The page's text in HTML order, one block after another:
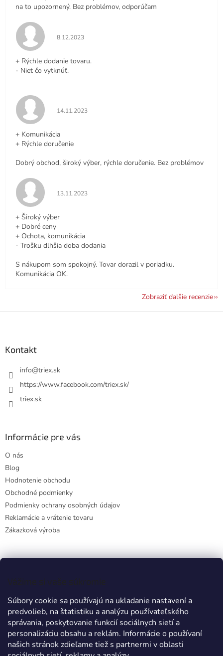
Vážime si vaše súkromie
Súbory cookie sa používajú na ukladanie nastavení a
predvolieb, na štatistiku a analýzu používateľského
správania, poskytovanie funkcií sociálnych sietí a
personalizáciu obsahu a reklám. Informácie o používaní
našich stránok zdieľame tiež s partnermi v oblasti
na to upozornený. Bez problémov, odporúčam
Hodnotenie obchodu je 5 z 5 hviezdičiek.
8.12.2023
+ Rýchle dodanie tovaru.
- Niet čo vytknúť.
Hodnotenie obchodu je 5 z 5 hviezdičiek.
14.11.2023
+ Komunikácia
+ Rýchle doručenie
Dobrý obchod, široký výber, rýchle doručenie. Bez problémov
Hodnotenie obchodu je 5 z 5 hviezdičiek.
13.11.2023
+ Široký výber
+ Dobré ceny
+ Ochota, komunikácia
- Trošku dlhšia doba dodania
S nákupom som spokojný. Tovar dorazil v poriadku.
Komunikácia OK.
Zobraziť ďalšie recenzie
Kontakt
info@triex.sk
https://www.facebook.com/triex.sk/
triex.sk
Informácie pre vás
O nás
Blog
Hodnotenie obchodu
Obchodné podmienky
Podmienky ochrany osobných údajov
Reklamácie a vrátenie tovaru
Zákazková výroba
Prijímame online platby